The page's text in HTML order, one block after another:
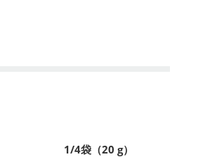
1/4袋（20 g）